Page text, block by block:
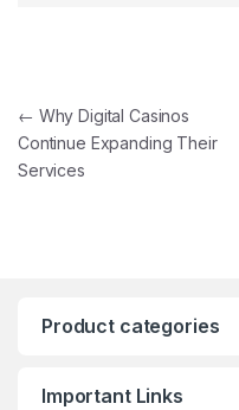
Post navigation
← Why Digital Casinos
Continue Expanding Their
Services
Product categories
Important Links